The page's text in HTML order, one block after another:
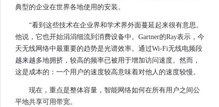
典型的企业在世界各地使用的安装。
“看到这些技术在企业界和学术界外面蔓延起来很有意思。
他说，它也开始涓涓细流到消费设备中。Gartner的Ray表示，今
天无线网络中最重要的趋势是光谱效率。通过Wi-Fi无线电频段
越来越多地拥挤，较高的频率已被用于增加访问速度。然而，
这是成本的：一个用户的速度较高意味着对他人的速度较慢。
现在，重点是整体容量，智能网络如何在所有用户之间公
平地共享可用带宽。